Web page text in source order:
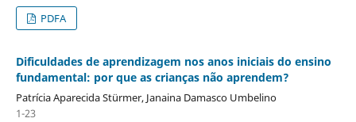
PDFA
Dificuldades de aprendizagem nos anos iniciais do ensino
fundamental: por que as crianças não aprendem?
Patrícia Aparecida Stürmer, Janaina Damasco Umbelino
1-23